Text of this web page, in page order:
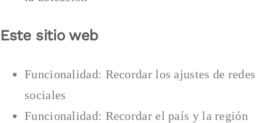
Este sitio web
Funcionalidad: Recordar los ajustes de redes
sociales
Funcionalidad: Recordar el país y la región